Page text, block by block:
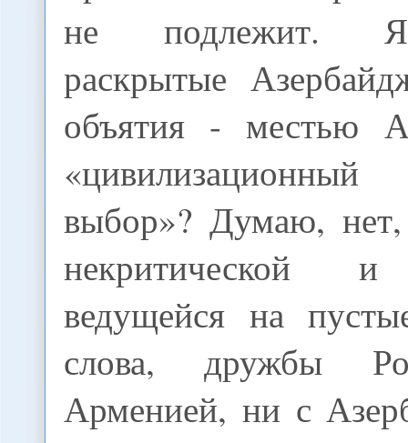
не подлежит.
раскрытые
объятия - местью
выбор»? Думаю,
некритической и
ведущейся на
слова, дружбы
Арменией, ни с